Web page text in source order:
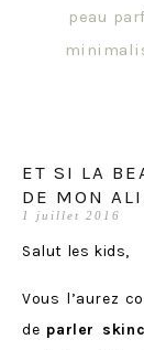
peau
ET SI LA
DE MON
1 juillet 2016
Salut les kids,
Vous l’aurez
de parler